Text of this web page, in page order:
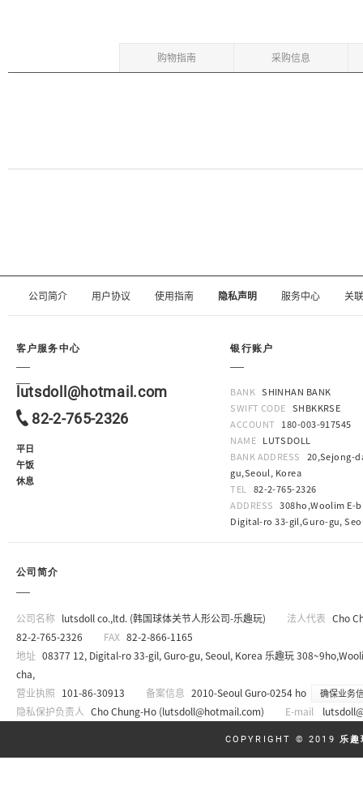
购物指南 采购信息
公司简介 用户协议 使用指南 隐私声明 服务中心 关
客户服务中心
lutsdoll@hotmail.com
82-2-765-2326
平日
午饭
休息
银行账户
BANK SHINHAN BANK
SWIFT CODE SHBKKRSE
ACCOUNT 180-003-917545
NAME LUTSDOLL
BANK ADDRESS 20,Sejong-
gu,Seoul, Korea
TEL 82-2-765-2326
ADDRESS 308ho,Woolim E-
Digital-ro 33-gil,Guro-gu,
公司简介
公司名称 lutsdoll co.,ltd. (韩国球体关节人形公司-乐趣玩) 法人代表 Cho
82-2-765-2326
FAX 82-2-866-1165
地址 08377 12, Digital-ro 33-gil, Guro-gu, Seoul, Korea 乐趣玩
cha,
营业执照 101-86-30913 备案信息 2010-Seoul Guro-0254 ho 确保业务
隐私保护负责人 Cho Chung-Ho (lutsdoll@hotmail.com) E-mail
COPYRIGHT © 2019乐